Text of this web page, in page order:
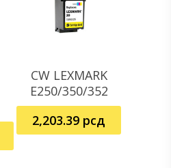
Dodaj U Korpu
CW LEXMARK
E250/350/352
2,203.39 рсд